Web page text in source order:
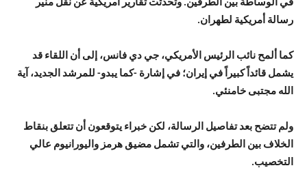
في الوساطة بين الطرفين. وتحدثت تقارير أمريكية عن نقل منير
رسالة أمريكية لطهران.
كما ألمح نائب الرئيس الأمريكي، جي دي فانس، إلى أن اللقاء قد
يشمل قائداً كبيراً في إيران؛ في إشارة -كما يبدو- للمرشد الجديد، آية
الله مجتبى خامنئي.
ولم تتضح بعد تفاصيل الرسالة، لكن خبراء يتوقعون أن تتعلق بنقاط
الخلاف بين الطرفين، والتي تشمل مضيق هرمز واليورانيوم عالي
التخصيب.